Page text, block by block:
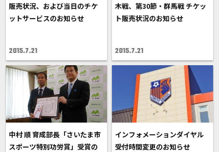
販売状況、および当日のチケ
ットサービスのお知らせ
2015.7.21
木戦、第30節・群馬戦 チケッ
ト販売状況のお知らせ
2015.7.21
中村 順 育成部長「さいたま市
スポーツ特別功労賞」受賞の
インフォメーションダイヤル
受付時間変更のお知らせ